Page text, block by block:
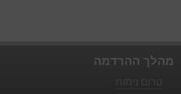
מהלך ההרדמה